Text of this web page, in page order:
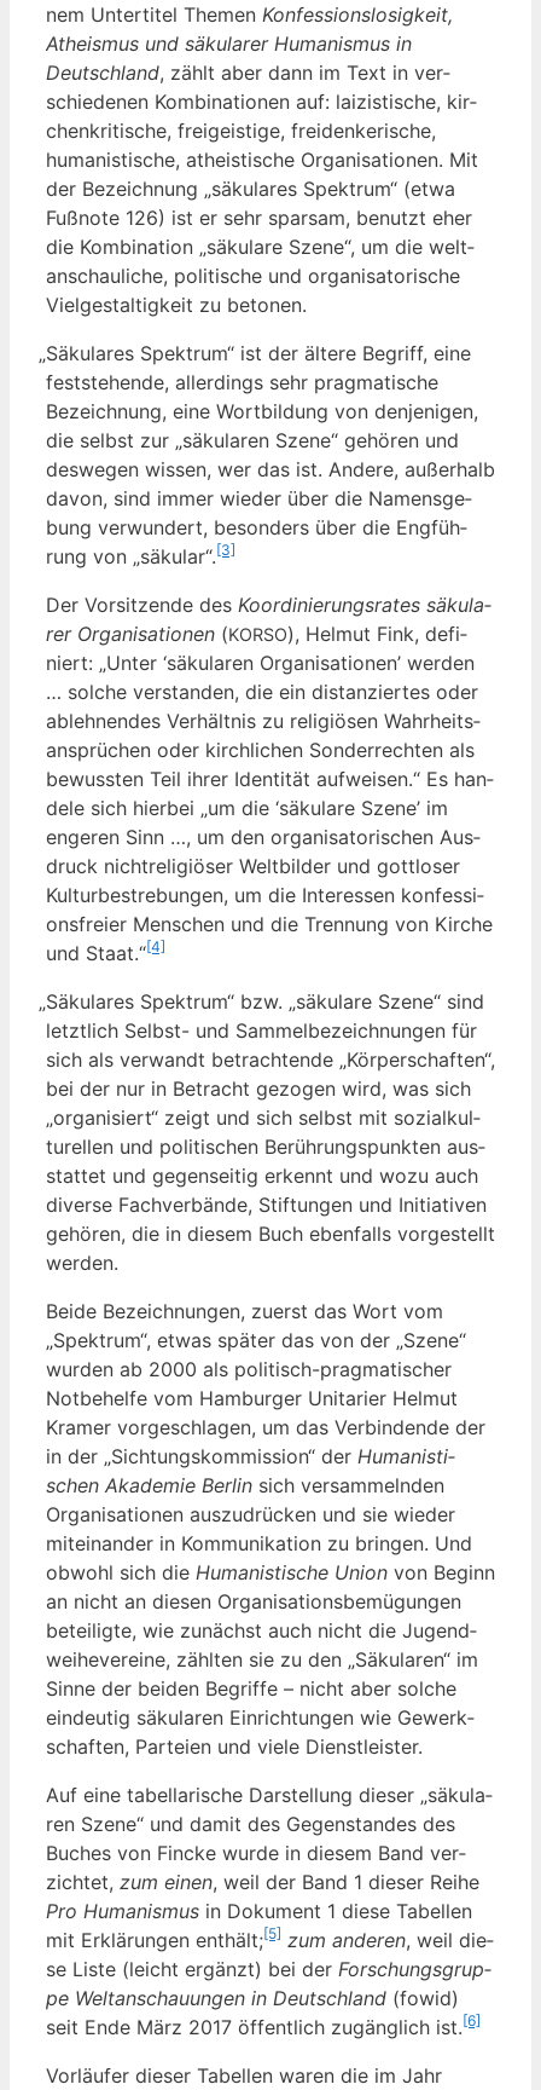
nem Unter­ti­tel The­men Kon­fes­si­ons­lo­sig­keit,
Athe­is­mus und säku­la­rer Huma­nis­mus in
Deutsch­land, zählt aber dann im Text in ver­
schie­de­nen Kom­bi­na­tio­nen auf: lai­zis­ti­sche, kir­
chen­kri­ti­sche, frei­geis­ti­ge, frei­den­ke­ri­sche,
huma­nis­ti­sche, athe­is­ti­sche Orga­ni­sa­tio­nen. Mit
der Bezeich­nung „säku­la­res Spek­trum“ (etwa
Fuß­no­te 126) ist er sehr spar­sam, benutzt eher
die Kom­bi­na­ti­on „säku­la­re Sze­ne“, um die welt­
an­schau­li­che, poli­ti­sche und orga­ni­sa­to­ri­sche
Viel­ge­stal­tig­keit zu betonen.
„Säku­la­res Spek­trum“ ist der älte­re Begriff, eine
fest­ste­hen­de, aller­dings sehr prag­ma­ti­sche
Bezeich­nung, eine Wort­bil­dung von den­je­ni­gen,
die selbst zur „säku­la­ren Sze­ne“ gehö­ren und
des­we­gen wis­sen, wer das ist. Ande­re, außer­halb
davon, sind immer wie­der über die Namens­ge­
bung ver­wun­dert, beson­ders über die Eng­füh­
rung von „säku­lar“.[3]
Der Vor­sit­zen­de des Koor­di­nie­rungs­ra­tes säku­la­
rer Orga­ni­sa­tio­nen (KORSO), Hel­mut Fink, defi­
niert: „Unter ‘säku­la­ren Orga­ni­sa­tio­nen’ wer­den
… sol­che ver­stan­den, die ein distan­zier­tes oder
ableh­nen­des Ver­hält­nis zu reli­giö­sen Wahr­heits­
an­sprü­chen oder kirch­li­chen Son­der­rech­ten als
bewuss­ten Teil ihrer Iden­ti­tät auf­wei­sen.“ Es han­
de­le sich hier­bei „um die ‘säku­la­re Sze­ne’ im
enge­ren Sinn …, um den orga­ni­sa­to­ri­schen Aus­
druck nicht­re­li­giö­ser Welt­bil­der und gott­lo­ser
Kul­tur­be­stre­bun­gen, um die Inter­es­sen kon­fes­si­
ons­frei­er Men­schen und die Tren­nung von Kir­che
und Staat.“[4]
„Säku­la­res Spek­trum“ bzw. „säku­la­re Sze­ne“ sind
letzt­lich Selbst- und Sam­mel­be­zeich­nun­gen für
sich als ver­wandt betrach­ten­de „Kör­per­schaf­ten“,
bei der nur in Betracht gezo­gen wird, was sich
„orga­ni­siert“ zeigt und sich selbst mit sozi­al­kul­
tu­rel­len und poli­ti­schen Berüh­rungs­punk­ten aus­
stat­tet und gegen­sei­tig erkennt und wozu auch
diver­se Fach­ver­bän­de, Stif­tun­gen und Initia­ti­ven
gehö­ren, die in die­sem Buch eben­falls vor­ge­stellt
werden.
Bei­de Bezeich­nun­gen, zuerst das Wort vom
„Spek­trum“, etwas spä­ter das von der „Sze­ne“
wur­den ab 2000 als poli­tisch-prag­ma­ti­scher
Not­be­hel­fe vom Ham­bur­ger Unita­ri­er Hel­mut
Kra­mer vor­ge­schla­gen, um das Ver­bin­den­de der
in der „Sich­tungs­kom­mis­si­on“ der Huma­nis­ti­
schen Aka­de­mie Ber­lin sich ver­sam­meln­den
Orga­ni­sa­tio­nen aus­zu­drü­cken und sie wie­der
mit­ein­an­der in Kom­mu­ni­ka­ti­on zu brin­gen. Und
obwohl sich die Huma­nis­ti­sche Uni­on von Beginn
an nicht an die­sen Orga­ni­sa­ti­ons­be­mü­gun­gen
betei­lig­te, wie zunächst auch nicht die Jugend­
wei­he­ver­ei­ne, zähl­ten sie zu den „Säku­la­ren“ im
Sin­ne der bei­den Begrif­fe – nicht aber sol­che
ein­deu­tig säku­la­ren Ein­rich­tun­gen wie Gewerk­
schaf­ten, Par­tei­en und vie­le Dienstleister.
Auf eine tabel­la­ri­sche Dar­stel­lung die­ser „säku­la­
ren Sze­ne“ und damit des Gegen­stan­des des
Buches von Fin­cke wur­de in die­sem Band ver­
zich­tet, zum einen, weil der Band 1 die­ser Rei­he
Pro Huma­nis­mus in Doku­ment 1 die­se Tabel­len
mit Erklä­run­gen ent­hält;[5] zum ande­ren, weil die­
se Lis­te (leicht ergänzt) bei der For­schungs­grup­
pe Welt­an­schau­un­gen in Deutsch­land (fowid)
seit Ende März 2017 öffent­lich zugäng­lich ist.[6]
Vor­läu­fer die­ser Tabel­len waren die im Jahr